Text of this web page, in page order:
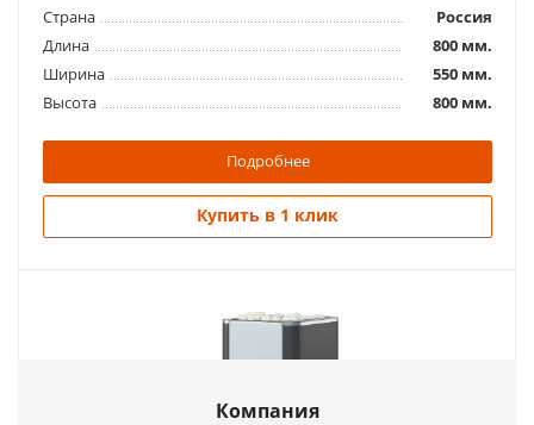
Страна
Россия
Длина
800 мм.
Ширина
550 мм.
Высота
800 мм.
Подробнее
Купить в 1 клик
Компания